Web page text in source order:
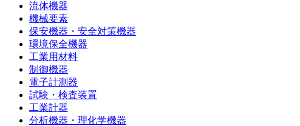
流体機器
機械要素
保安機器・安全対策機器
環境保全機器
工業用材料
制御機器
電子計測器
試験・検査装置
工業計器
分析機器・理化学機器